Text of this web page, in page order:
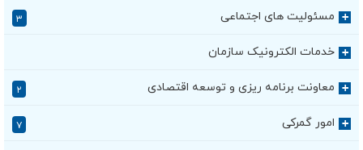
+ مسئولیت های اجتماعی ۳
+ خدمات الکترونیک سازمان
+ معاونت برنامه ریزی و توسعه اقتصادی ۲
+ امور گمرکی ۷